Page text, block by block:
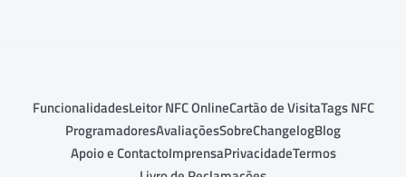
FuncionalidadesLeitor NFC OnlineCartão de VisitaTags NFC
ProgramadoresAvaliaçõesSobreChangelogBlog
Apoio e ContactoImprensaPrivacidadeTermos